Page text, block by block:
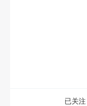
已关注